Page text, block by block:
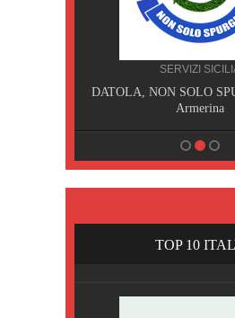
SERVIZI
DATOLA, NON SOLO
Armerina
TOP 10